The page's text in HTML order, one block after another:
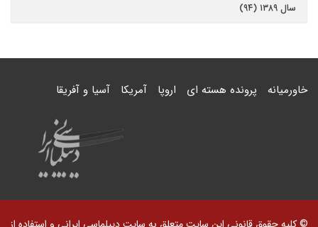
سال ۱۳۸۹ (۹۴)
خاورمیانه پرونده هسته ای اروپا آمریکا آسیا و آفریقا